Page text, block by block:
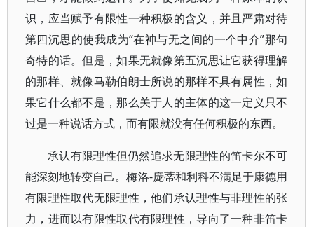
识，应当赋予有限性一种积极的含义，并且严肃对待
第四沉思的使我成为“在神与无之间的一个中介”那句
奇特的话。但是，如果无就像第五沉思让它获得理解
的那样、就像马勒伯朗士所说的那样不具有属性，如
果它什么都不是，那么关于人的主体的这一定义只不
过是一种说话方式，而有限就没有任何积极的东西。
承认有限理性但仍然追求无限理性的笛卡尔不可
能深刻地转变自己。梅洛-庞蒂和利科不满足于康德用
有限理性取代无限理性，他们承认理性与非理性的张
力，进而以有限性取代有限理性，导向了一种非笛卡